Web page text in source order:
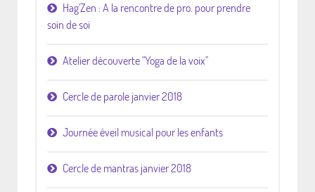
Hag'Zen : A la rencontre de pro. pour prendre
soin de soi
Atelier découverte "Yoga de la voix"
Cercle de parole janvier 2018
Journée éveil musical pour les enfants
Cercle de mantras janvier 2018